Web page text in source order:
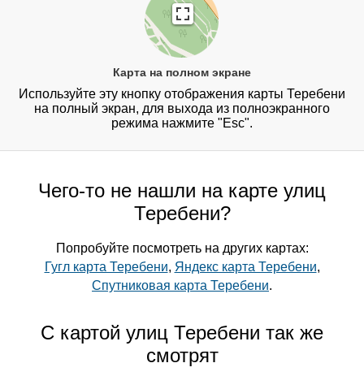
Карта на полном экране
Используйте эту кнопку отображения карты Теребени
на полный экран, для выхода из полноэкранного
режима нажмите "Esc".
Чего-то не нашли на карте улиц
Теребени?
Попробуйте посмотреть на других картах:
Гугл карта Теребени, Яндекс карта Теребени,
Спутниковая карта Теребени.
С картой улиц Теребени так же
смотрят